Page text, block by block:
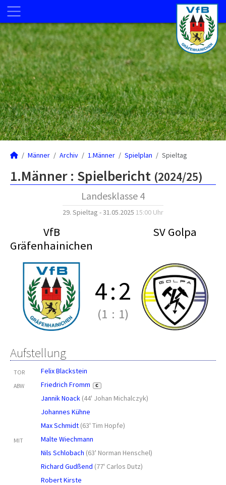
Männer Archiv 1.Männer Spielplan Spieltag
1.Männer : Spielbericht (2024/25)
Landesklasse 4
29. Spieltag - 31.05.2025 15:00 Uhr
VfB
Gräfenhainichen
SV Golpa
4:2
(1 : 1)
Aufstellung
TOR Felix Blackstein
ABW Friedrich Fromm C
Jannik Noack (44' Johan Michalczyk)
Johannes Kühne
Max Schmidt (63' Tim Hopfe)
MIT
Malte Wiechmann
Nils Schlobach (63' Norman Henschel)
Richard Gudßend (77' Carlos Dutz)
Robert Kirste